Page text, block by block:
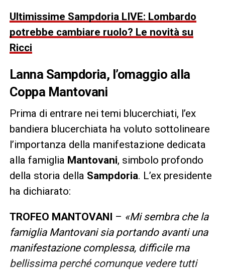
Ultimissime Sampdoria LIVE: Lombardo
potrebbe cambiare ruolo? Le novità su
Ricci
Lanna Sampdoria, l’omaggio alla
Coppa Mantovani
Prima di entrare nei temi blucerchiati, l’ex
bandiera blucerchiata ha voluto sottolineare
l’importanza della manifestazione dedicata
alla famiglia Mantovani, simbolo profondo
della storia della Sampdoria. L’ex presidente
ha dichiarato:
TROFEO MANTOVANI – «Mi sembra che la
famiglia Mantovani sia portando avanti una
manifestazione complessa, difficile ma
bellissima perché comunque vedere tutti